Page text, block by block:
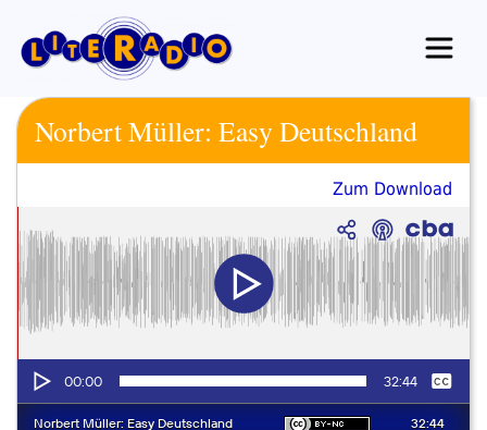
Inhalt
springen
Norbert Müller: Easy Deutschland
Zum Download